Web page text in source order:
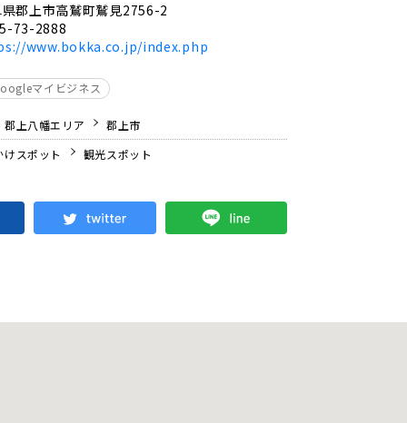
郡上市高鷲町鷲見2756-2
73-2888
www.bokka.co.jp/index.php
マイビジネス
郡上八幡エリア
郡上市
けスポット
観光スポット